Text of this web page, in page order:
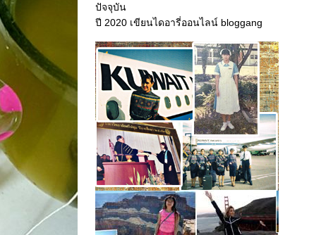
ปัจจุบัน
ปี 2020 เขียนไดอารี่ออนไลน์ bloggang